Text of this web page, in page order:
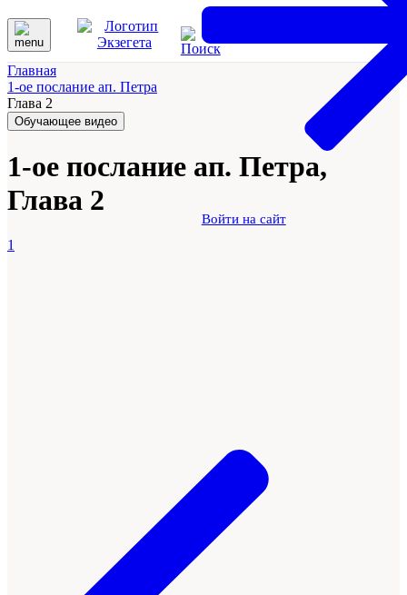
Войти на сайт
Главная
1-ое послание ап. Петра
Глава 2
Обучающее видео
1-ое послание ап. Петра,
Глава 2
1